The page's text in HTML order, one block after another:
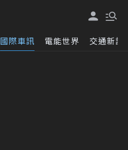
國際車訊 電能世界 交通新訊